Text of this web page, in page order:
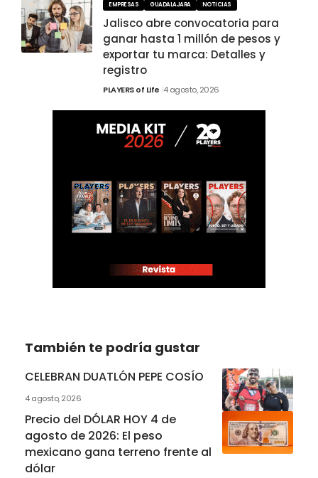
EMPRESAS GUADALAJARA NOTICIAS
Jalisco abre convocatoria para
ganar hasta 1 millón de pesos y
exportar tu marca: Detalles y
registro
PLAYERS of Life 4 agosto, 2026
También te podría gustar
CELEBRAN DUATLÓN PEPE COSÍO
4 agosto, 2026
Precio del DÓLAR HOY 4 de
agosto de 2026: El peso
mexicano gana terreno frente al
dólar